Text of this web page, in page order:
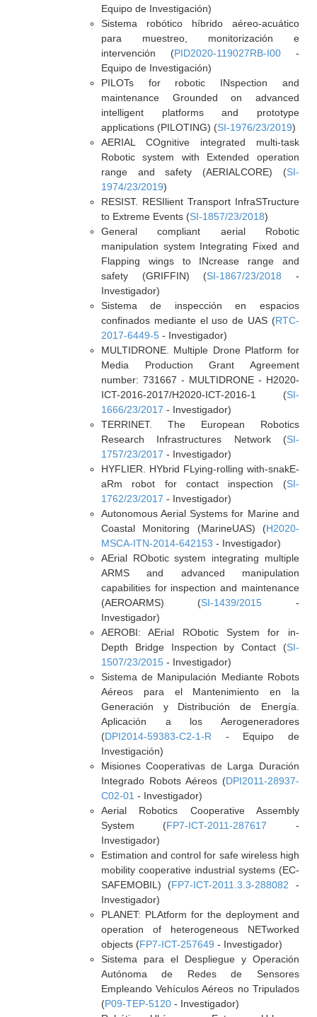
Equipo de Investigación)
Sistema robótico híbrido aéreo-acuático
para muestreo, monitorización e
intervención (PID2020-119027RB-I00-
Equipo de Investigación)
PILOTs for robotic INspection and
maintenance Grounded on advanced
intelligent platforms and prototype
applications (PILOTING) (SI-1976/23/2019)
AERIAL COgnitive integrated multi-task
Robotic system with Extended operation
range and safety (AERIALCORE) (SI-
1974/23/2019)
RESIST. RESIlient Transport InfraSTructure
to Extreme Events (SI-1857/23/2018)
General compliant aerial Robotic
manipulation system Integrating Fixed and
Flapping wings to INcrease range and
safety (GRIFFIN) (SI-1867/23/2018 -
Investigador)
Sistema de inspección en espacios
confinados mediante el uso de UAS (RTC-
2017-6449-5- Investigador)
MULTIDRONE. Multiple Drone Platform for
Media Production Grant Agreement
number: 731667 - MULTIDRONE - H2020-
ICT-2016-2017/H2020-ICT-2016-1 (SI-
1666/23/2017 - Investigador)
TERRINET. The European Robotics
Research Infrastructures Network (SI-
1757/23/2017 - Investigador)
HYFLIER. HYbrid FLying-rolling with-snakE-
aRm robot for contact inspection (SI-
1762/23/2017 - Investigador)
Autonomous Aerial Systems for Marine and
Coastal Monitoring (MarineUAS) (H2020-
MSCA-ITN-2014-642153 - Investigador)
AErial RObotic system integrating multiple
ARMS and advanced manipulation
capabilities for inspection and maintenance
(AEROARMS) (SI-1439/2015 -
Investigador)
AEROBI: AErial RObotic System for in-
Depth Bridge Inspection by Contact (SI-
1507/23/2015- Investigador)
Sistema de Manipulación Mediante Robots
Aéreos para el Mantenimiento en la
Generación y Distribución de Energía.
Aplicación a los Aerogeneradores
(DPI2014-59383-C2-1-R - Equipo de
Investigación)
Misiones Cooperativas de Larga Duración
Integrado Robots Aéreos (DPI2011-28937-
C02-01 - Investigador)
Aerial Robotics Cooperative Assembly
System (FP7-ICT-2011-287617 -
Investigador)
Estimation and control for safe wireless high
mobility cooperative industrial systems (EC-
SAFEMOBIL) (FP7-ICT-2011.3.3-288082 -
Investigador)
PLANET: PLAtform for the deployment and
operation of heterogeneous NETworked
objects (FP7-ICT-257649 - Investigador)
Sistema para el Despliegue y Operación
Autónoma de Redes de Sensores
Empleando Vehículos Aéreos no Tripulados
(P09-TEP-5120- Investigador)